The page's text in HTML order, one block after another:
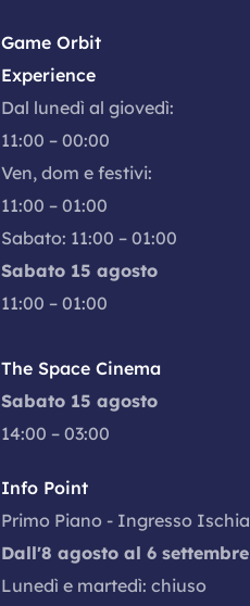
Game Orbit
Experience
Dal lunedì al giovedì:
11:00 – 00:00
Ven, dom e festivi:
11:00 – 01:00
Sabato: 11:00 – 01:00
Sabato 15 agosto
11:00 – 01:00
The Space Cinema
Sabato 15 agosto
14:00 – 03:00
Info Point
Primo Piano - Ingresso Ischia
Dall'8 agosto al 6 settembre
Lunedì e martedì: chiuso